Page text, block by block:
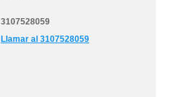
3107528059
Llamar al 3107528059